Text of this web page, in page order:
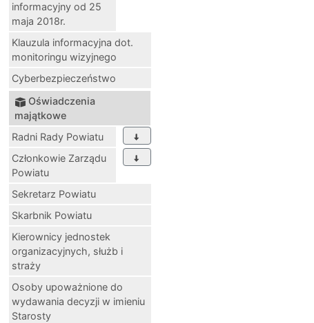
informacyjny od 25
maja 2018r.
Klauzula informacyjna dot.
monitoringu wizyjnego
Cyberbezpieczeństwo
Oświadczenia
majątkowe
Radni Rady Powiatu
Członkowie Zarządu
Powiatu
Sekretarz Powiatu
Skarbnik Powiatu
Kierownicy jednostek
organizacyjnych, służb i
straży
Osoby upoważnione do
wydawania decyzji w imieniu
Starosty